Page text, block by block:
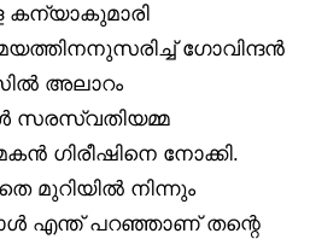
കന്യാകുമാരി
ഗോവിന്ദൻ
അലാറം
സരസ്വതിയമ്മ
ഗിരീഷിനെ നോക്കി.
മുറിയിൽ നിന്നും
എന്ത് പറഞ്ഞാണ് തന്റെ